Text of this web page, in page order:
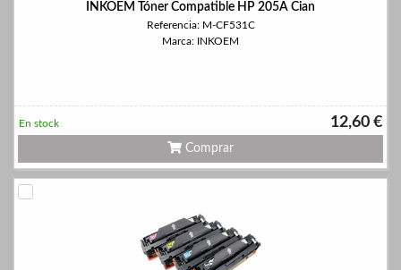
INKOEM Tóner Compatible HP 205A Cian
Referencia: M-CF531C
Marca: INKOEM
12,60 €
En stock
Comprar